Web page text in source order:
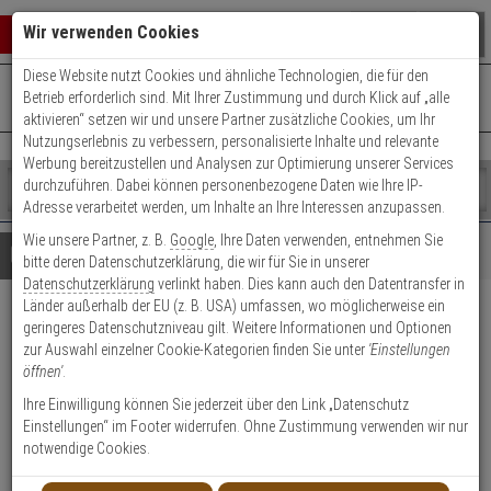
Warenkorb schließen
0 ARTIKEL IM WARENKORB
Ihr Warenkorb ist momentan leer.
Ergebnisse ()
Fertig
Shop
durchsuchen
Bitte
geben
Sie
mindestens
Zeichen
ein,
um
Suche
Es
wurde
noch
Kategorien
Suche
gestartet
+49 (0)821 899 493-0Mo. - Do.: 8:00 - 16:30 | Fr.: 8:00 - 14:00 Uhr
Kontaktservice nutzen
Details Beratung
Abus FTR90 W AL0125
Fenster-Zusatzsicherung
Produktmerkmale
Datenblatt drucken
Wir verwenden Cookies
Diese Website nutzt Cookies und ähnliche Technologien, die für den
Betrieb erforderlich sind. Mit Ihrer Zustimmung und durch Klick auf „alle
aktivieren“ setzen wir und unsere Partner zusätzliche Cookies, um Ihr
Nutzungserlebnis zu verbessern, personalisierte Inhalte und relevante
Werbung bereitzustellen und Analysen zur Optimierung unserer Services
durchzuführen. Dabei können personenbezogene Daten wie Ihre IP-
Adresse verarbeitet werden, um Inhalte an Ihre Interessen anzupassen.
Wie unsere Partner, z. B. Google , Ihre Daten verwenden, entnehmen Sie
bitte deren Datenschutzerklärung, die wir für Sie in unserer
Datenschutzerklärung verlinkt haben. Dies kann auch den Datentransfer in
Länder außerhalb der EU (z. B. USA) umfassen, wo möglicherweise ein
geringeres Datenschutzniveau gilt. Weitere Informationen und Optionen
zur Auswahl einzelner Cookie-Kategorien finden Sie unter 'Einstellungen
öffnen'.
Ihre Einwilligung können Sie jederzeit über den Link „Datenschutz
Einstellungen“ im Footer widerrufen. Ohne Zustimmung verwenden wir nur
notwendige Cookies.